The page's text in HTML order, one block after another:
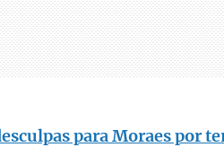
para Moraes por